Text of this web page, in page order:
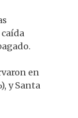
en
y Santa